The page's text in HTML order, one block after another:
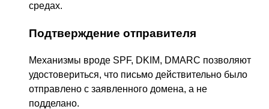
средах.
Подтверждение отправителя
Механизмы вроде SPF, DKIM, DMARC позволяют
удостовериться, что письмо действительно было
отправлено с заявленного домена, а не
подделано.